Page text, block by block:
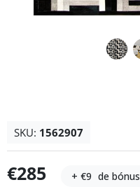
SKU: 1562907
€285 + €9 de bónus